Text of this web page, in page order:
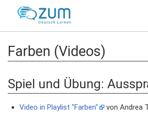
Farben (Videos)
Spiel und Übung:
Video in Playlist "Farben"
von Andrea